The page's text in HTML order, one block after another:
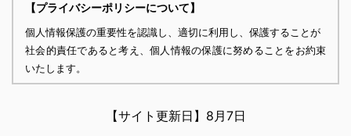
【プライバシーポリシーについて】
個人情報保護の重要性を認識し、適切に利用し、保護することが
社会的責任であると考え、個人情報の保護に努めることをお約束
いたします。
個人情報とは、個人に関する情報であり、氏名、生年月日、性
【サイト更新日】 8月7日